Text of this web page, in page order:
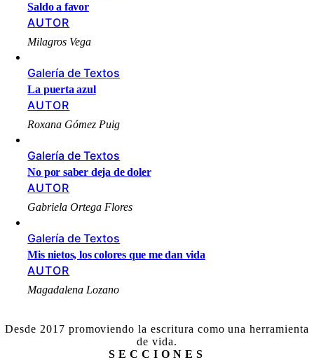
Saldo a favor
AUTOR
Milagros Vega
Galería de Textos
La puerta azul
AUTOR
Roxana Gómez Puig
Galería de Textos
No por saber deja de doler
AUTOR
Gabriela Ortega Flores
Galería de Textos
Mis nietos, los colores que me dan vida
AUTOR
Magadalena Lozano
Desde 2017 promoviendo la escritura como una herramienta
de vida.
SECCIONES